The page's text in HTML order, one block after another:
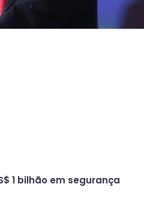
1 bilhão em segurança